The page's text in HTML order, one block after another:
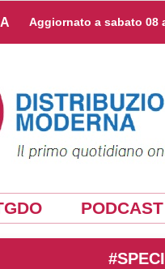
Aggiornato a sabato 08
PODCAST